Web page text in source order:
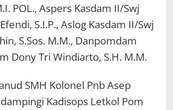
POL., Aspers Kasdam II/Swj
S.I.P., Aslog Kasdam II/Swj
S.Sos. M.M., Danpomdam
Dony Tri Windiarto, S.H. M.M.
SMH Kolonel Pnb Asep
Kadisops Letkol Pom